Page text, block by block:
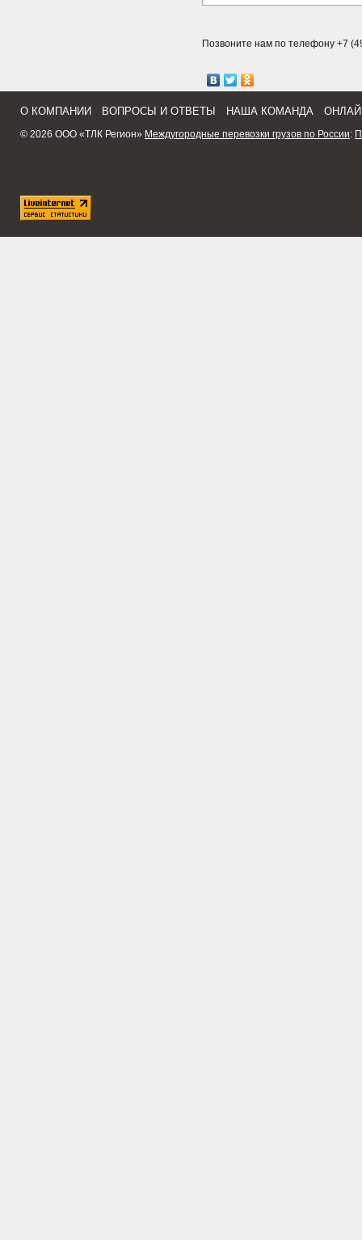
Позвоните нам по телефону +7
О КОМПАНИИ ВОПРОСЫ И ОТВЕТЫ НАША КОМАНДА
© 2026 ООО «ТЛК Регион» Междугородные перевозки грузов по России: